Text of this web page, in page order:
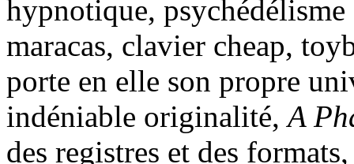
hypnotique,
maracas, clavier cheap,
porte en elle son propre
indéniable originalité, A
des registres et des